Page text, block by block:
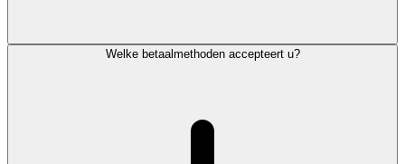
Welke betaalmethoden accepteert u?